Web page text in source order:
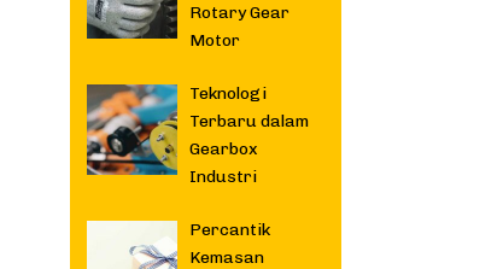
Rotary Gear
Motor
Teknologi
Terbaru dalam
Gearbox
Industri
Percantik
Kemasan